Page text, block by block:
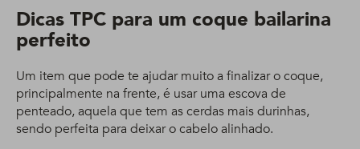
Dicas TPC para um coque bailarina
perfeito
Um item que pode te ajudar muito a finalizar o coque,
principalmente na frente, é usar uma escova de
penteado, aquela que tem as cerdas mais durinhas,
sendo perfeita para deixar o cabelo alinhado.